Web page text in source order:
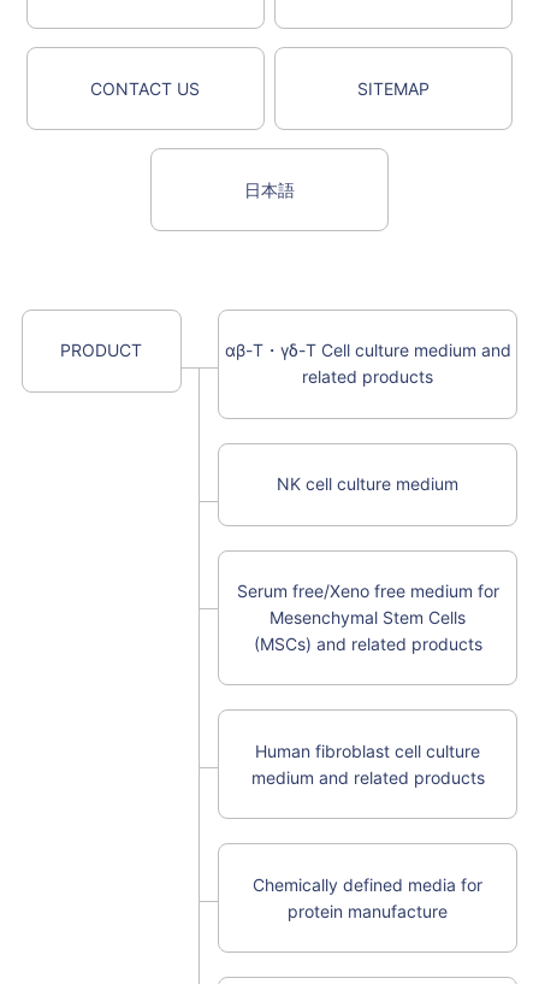
CONTACT US SITEMAP
日本語
PRODUCT
αβ-T・γδ-T Cell culture medium and
related products
NK cell culture medium
Serum free/Xeno free medium for
Mesenchymal Stem Cells
(MSCs) and related products
Human fibroblast cell culture
medium and related products
Chemically defined media for
protein manufacture